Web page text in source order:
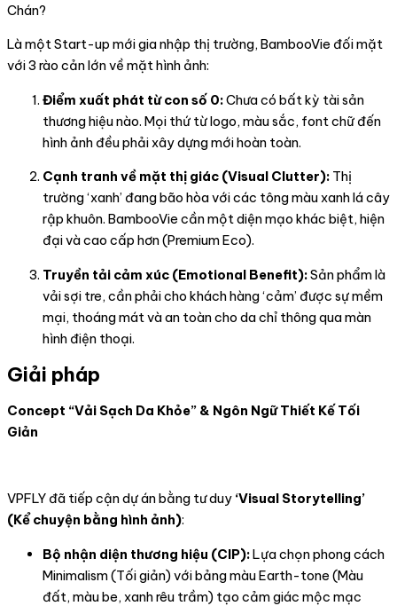
Chán?
Là một Start-up mới gia nhập thị trường, BambooVie đối mặt
với 3 rào cản lớn về mặt hình ảnh:
Điểm xuất phát từ con số 0:Chưa có bất kỳ tài sản
thương hiệu nào. Mọi thứ từ logo, màu sắc, font chữ đến
hình ảnh đều phải xây dựng mới hoàn toàn.
Cạnh tranh về mặt thị giác (Visual Clutter): Thị
trường ‘xanh’ đang bão hòa với các tông màu xanh lá cây
rập khuôn. BambooVie cần một diện mạo khác biệt, hiện
đại và cao cấp hơn (Premium Eco).
Truyền tải cảm xúc (Emotional Benefit):Sản phẩm là
vải sợi tre, cần phải cho khách hàng ‘cảm’ được sự mềm
mại, thoáng mát và an toàn cho da chỉ thông qua màn
hình điện thoại.
Giải pháp
Concept “Vải Sạch Da Khỏe” & Ngôn Ngữ Thiết Kế Tối
Giản
VPFLY đã tiếp cận dự án bằng tư duy ‘Visual Storytelling’
(Kể chuyện bằng hình ảnh):
Bộ nhận diện thương hiệu (CIP):Lựa chọn phong cách
Minimalism (Tối giản) với bảng màu Earth-tone (Màu
đất, màu be, xanh rêu trầm) tạo cảm giác mộc mạc